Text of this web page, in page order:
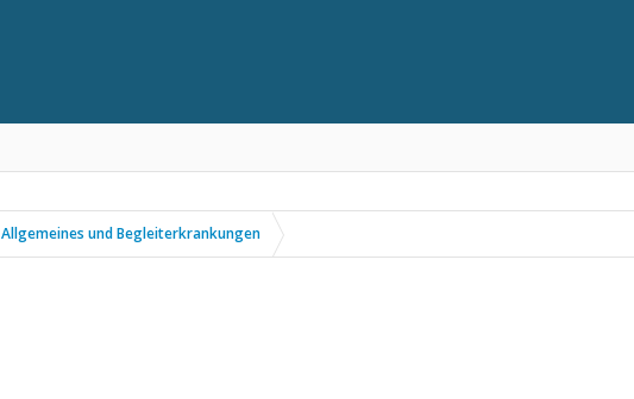
Allgemeines und Begleiterkrankungen